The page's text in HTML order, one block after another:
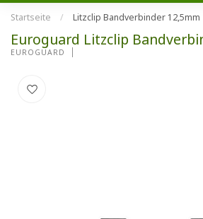
Startseite / Litzclip Bandverbinder 12,5mm
Euroguard Litzclip
EUROGUARD